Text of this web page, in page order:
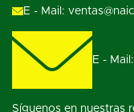
E - Mail:
E -
Síguenos en nuestras